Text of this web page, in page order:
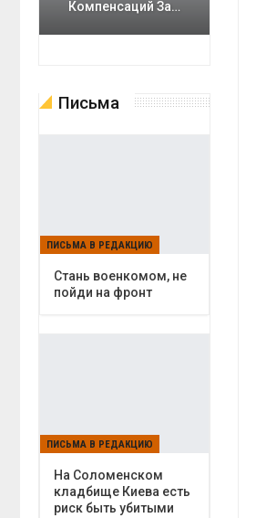
Компенсаций За…
Письма
ПИСЬМА В РЕДАКЦИЮ
Cтань военкомом, не
пойди на фронт
ПИСЬМА В РЕДАКЦИЮ
На Соломенском
кладбище Киева есть
риск быть убитыми